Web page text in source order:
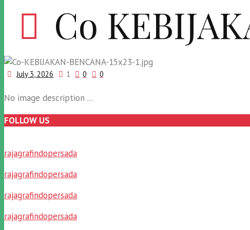
Co
July 3, 2026 1 0 0
No image description ...
FOLLOW US
rajagrafindopersada
rajagrafindopersada
rajagrafindopersada
rajagrafindopersada